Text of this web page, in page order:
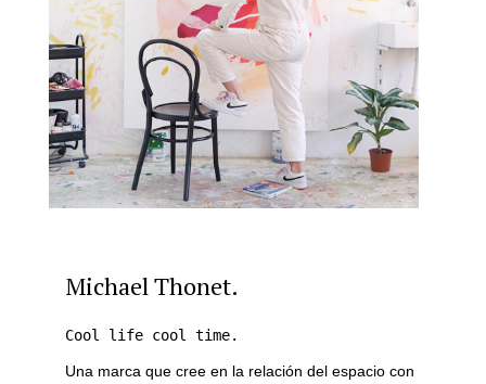
Michael Thonet.
Cool life cool time.
Una marca que cree en la relación del espacio con